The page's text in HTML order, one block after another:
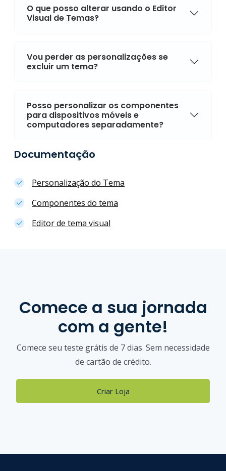
O que posso alterar usando o Editor
Visual de Temas?
Vou perder as personalizações se
excluir um tema?
Posso personalizar os componentes
para dispositivos móveis e
computadores separadamente?
Documentação
Personalização do Tema
Componentes do tema
Editor de tema visual
Comece a sua jornada
com a gente!
Comece seu teste grátis de 7 dias. Sem necessidade
de cartão de crédito.
Criar Loja